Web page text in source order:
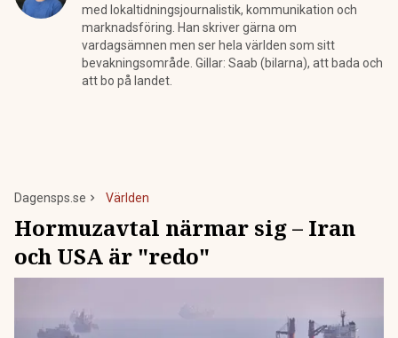
med lokaltidningsjournalistik, kommunikation och
marknadsföring. Han skriver gärna om
vardagsämnen men ser hela världen som sitt
bevakningsområde. Gillar: Saab (bilarna), att bada och
att bo på landet.
Dagensps.se Världen
Hormuzavtal närmar sig – Iran
och USA är "redo"